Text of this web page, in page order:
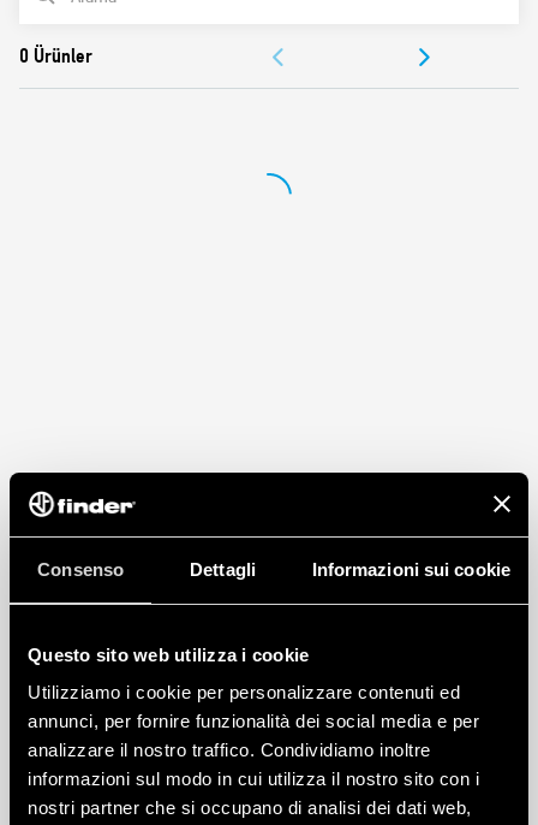
Consenso Dettagli Informazioni sui cookie
Questo sito web utilizza i cookie
Utilizziamo i cookie per personalizzare contenuti ed
annunci, per fornire funzionalità dei social media e per
analizzare il nostro traffico. Condividiamo inoltre
informazioni sul modo in cui utilizza il nostro sito con i
nostri partner che si occupano di analisi dei dati web,
ONAYLAR